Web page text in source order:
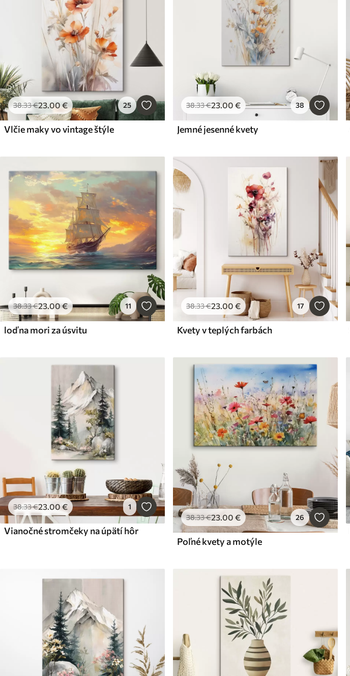
38.33€23.00 € 25
Vlčie maky vo vintage štýle
38.33€23.00 € 38
Jemné jesenné kvety
38.33€23.00€ 11
loď na mori za úsvitu
38.33€23.00 € 17
Kvety v teplých farbách
38.33€23.00 € 1
Vianočné stromčeky na úpätí hôr
38.33€23 .00 € 26
Poľné kvety a motýle